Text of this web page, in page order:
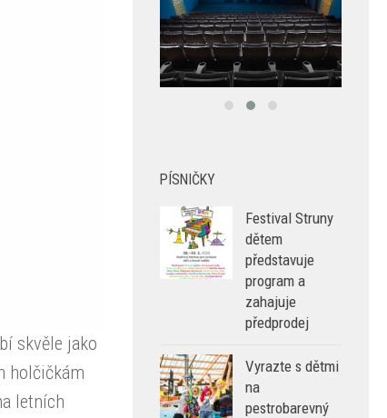
skvěle jako
holčičkám
letních
PÍSNIČKY
Festival Struny
dětem
představuje
program a
zahajuje
předprodej
Vyrazte s dětmi
na
pestrobarevný